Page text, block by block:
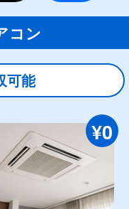
コン
可能
¥0